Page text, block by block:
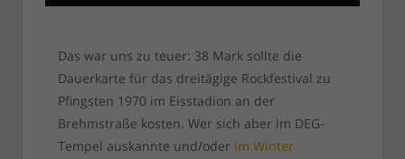
Das war uns zu teuer: 38 Mark sollte die
Dauerkarte für das dreitägige Rockfestival zu
Pfingsten 1970 im Eisstadion an der
Brehmstraße kosten. Wer sich aber im DEG-
Tempel auskannte und/oder im Winter